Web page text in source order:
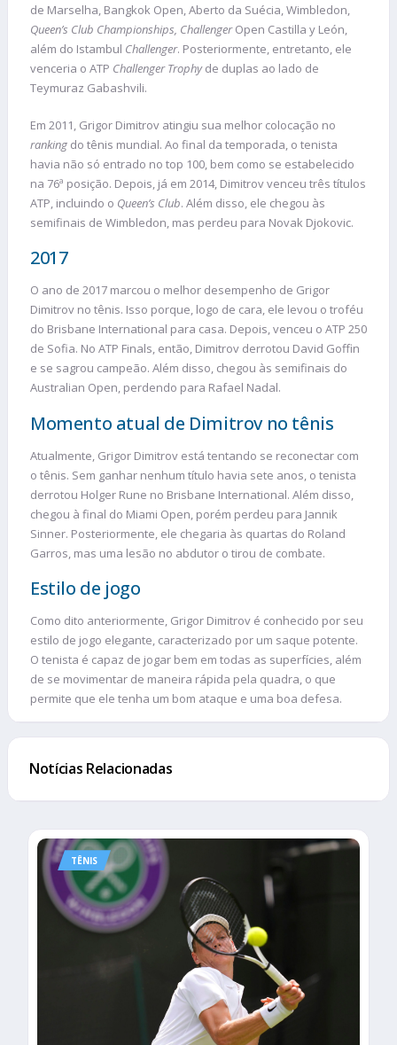
de Marselha, Bangkok Open, Aberto da Suécia, Wimbledon,
Queen’s Club Championships, ChallengerOpen Castilla y León,
além do Istambul Challenger. Posteriormente, entretanto, ele
venceria o ATP Challenger Trophyde duplas ao lado de
Teymuraz Gabashvili.
Em 2011, Grigor Dimitrov atingiu sua melhor colocação no
ranking do tênis mundial. Ao final da temporada, o tenista
havia não só entrado no top 100, bem como se estabelecido
na 76ª posição. Depois, já em 2014, Dimitrov venceu três títulos
ATP, incluindo o Queen’s Club. Além disso, ele chegou às
semifinais de Wimbledon, mas perdeu para Novak Djokovic.
2017
O ano de 2017 marcou o melhor desempenho de Grigor
Dimitrov no tênis. Isso porque, logo de cara, ele levou o troféu
do Brisbane International para casa. Depois, venceu o ATP 250
de Sofia. No ATP Finals, então, Dimitrov derrotou David Goffin
e se sagrou campeão. Além disso, chegou às semifinais do
Australian Open, perdendo para Rafael Nadal.
Momento atual de Dimitrov no tênis
Atualmente, Grigor Dimitrov está tentando se reconectar com
o tênis. Sem ganhar nenhum título havia sete anos, o tenista
derrotou Holger Rune no Brisbane International. Além disso,
chegou à final do Miami Open, porém perdeu para Jannik
Sinner. Posteriormente, ele chegaria às quartas do Roland
Garros, mas uma lesão no abdutor o tirou de combate.
Estilo de jogo
Como dito anteriormente, Grigor Dimitrov é conhecido por seu
estilo de jogo elegante, caracterizado por um saque potente.
O tenista é capaz de jogar bem em todas as superfícies, além
de se movimentar de maneira rápida pela quadra, o que
permite que ele tenha um bom ataque e uma boa defesa.
Notícias Relacionadas
TÊNIS